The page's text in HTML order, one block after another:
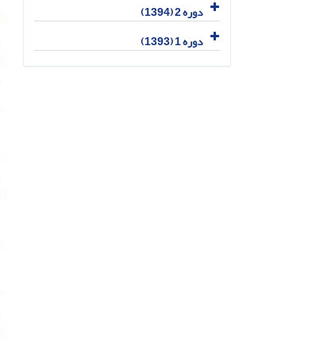
دوره 2 (1394)
دوره 1 (1393)